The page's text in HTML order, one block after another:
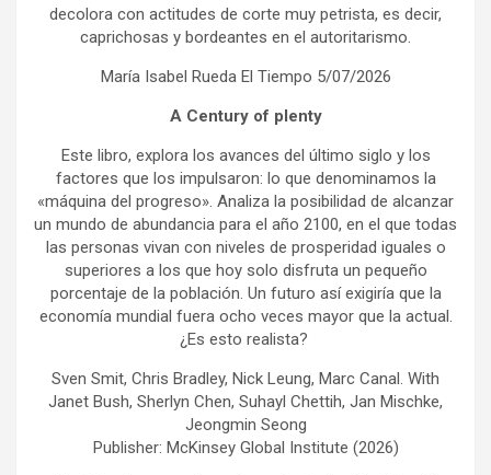
decolora con actitudes de corte muy petrista, es decir,
caprichosas y bordeantes en el autoritarismo.
María Isabel Rueda El Tiempo 5/07/2026
A Century of plenty
Este libro, explora los avances del último siglo y los
factores que los impulsaron: lo que denominamos la
«máquina del progreso». Analiza la posibilidad de alcanzar
un mundo de abundancia para el año 2100, en el que todas
las personas vivan con niveles de prosperidad iguales o
superiores a los que hoy solo disfruta un pequeño
porcentaje de la población. Un futuro así exigiría que la
economía mundial fuera ocho veces mayor que la actual.
¿Es esto realista?
Sven Smit, Chris Bradley, Nick Leung, Marc Canal. With
Janet Bush, Sherlyn Chen, Suhayl Chettih, Jan Mischke,
Jeongmin Seong
Publisher: McKinsey Global Institute (2026)